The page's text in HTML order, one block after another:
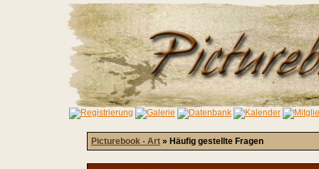
Picturebook - Art » Häufig gestellte Fragen